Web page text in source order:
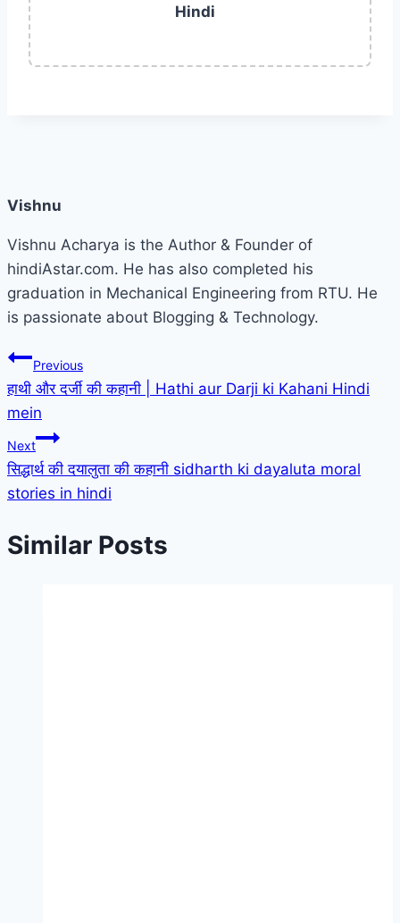
Hindi
Vishnu
Vishnu Acharya is the Author & Founder of
hindiAstar.com. He has also completed his
graduation in Mechanical Engineering from RTU. He
is passionate about Blogging & Technology.
Post
navigation
Previous
हाथी और दर्जी की कहानी | Hathi aur Darji ki Kahani Hindi
mein
Next
सिद्धार्थ की दयालुता की कहानी sidharth ki dayaluta moral
stories in hindi
Similar Posts